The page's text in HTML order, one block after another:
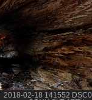
2018-02-18 141552